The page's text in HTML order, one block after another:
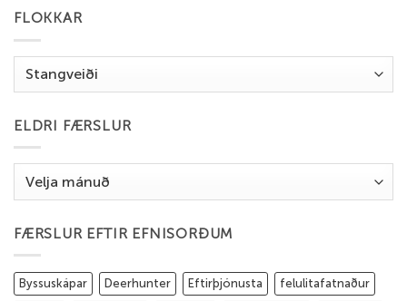
FLOKKAR
Flokkar
ELDRI FÆRSLUR
færslur
FÆRSLUR EFTIR EFNISORÐUM
Byssuskápar Deerhunter Eftirþjónusta felulitafatnaður